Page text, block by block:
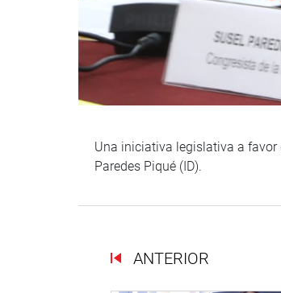
Una iniciativa legislativa a favor
Paredes Piqué (ID).
ANTERIOR